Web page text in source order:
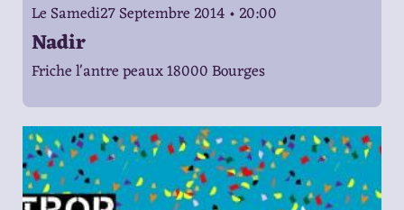
Le Samedi27 Septembre 2014 • 20:00
Nadir
Friche l'antre peaux 18000 Bourges